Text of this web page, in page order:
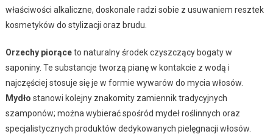
właściwości alkaliczne, doskonale radzi sobie z usuwaniem resztek
kosmetyków do stylizacji oraz brudu.
Orzechy piorąceto naturalny środek czyszczący bogaty w
saponiny. Te substancje tworzą pianę w kontakcie z wodą i
najczęściej stosuje się je w formie wywarów do mycia włosów.
Mydło stanowi kolejny znakomity zamiennik tradycyjnych
szamponów; można wybierać spośród mydeł roślinnych oraz
specjalistycznych produktów dedykowanych pielęgnacji włosów.